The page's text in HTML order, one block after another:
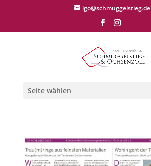
igo@schmuggelstieg.de
Seite wählen